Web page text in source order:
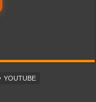
YOUTUBE